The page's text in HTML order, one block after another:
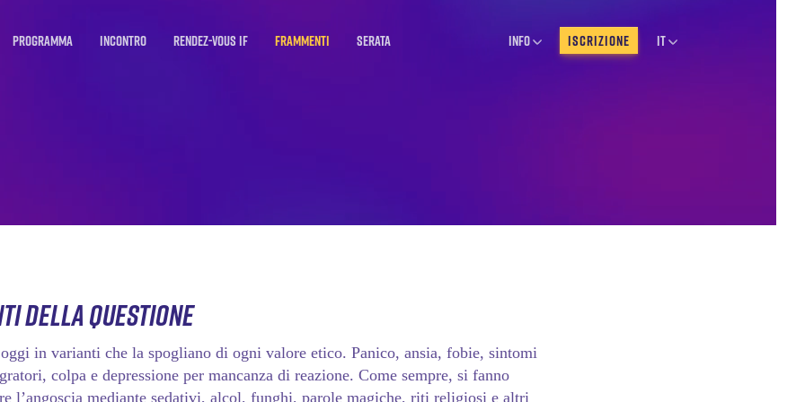
PROGRAMMA Incontro Rendez-vous IF Frammenti Serata Info ISCRIZIONE IT
della questione
in varianti che la spogliano di ogni valore etico. Panico, ansia, fobie, sintomi
colpa e depressione per mancanza di reazione. Come sempre, si fanno
l’angoscia mediante sedativi, alcol, funghi, parole magiche, riti religiosi e altri